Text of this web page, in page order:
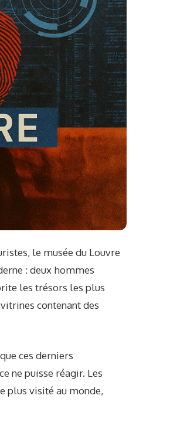
le musée du Louvre
: deux hommes
les trésors les plus
contenant des
ces derniers
ne puisse réagir. Les
plus visité au monde,